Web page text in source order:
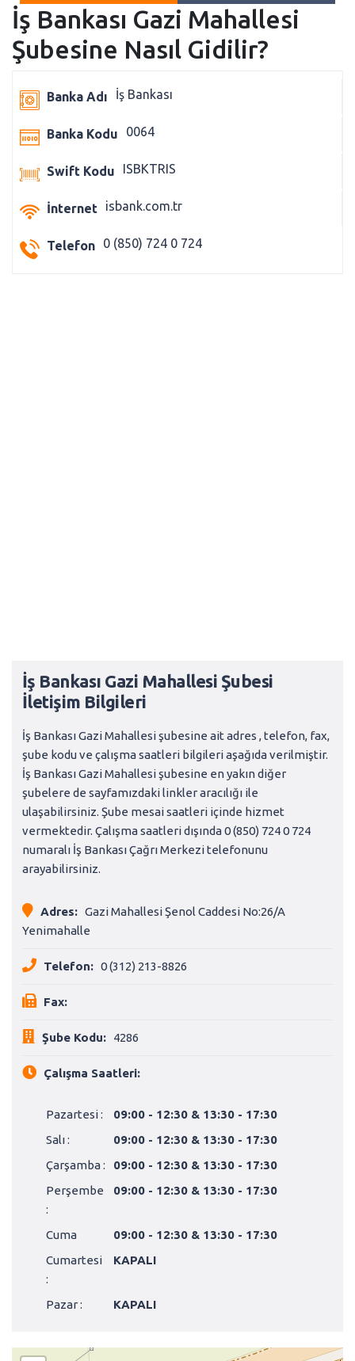
İş Bankası Gazi Mahallesi
Şubesine Nasıl Gidilir?
Banka Adı İş Bankası
Banka Kodu 0064
Swift Kodu ISBKTRIS
İnternet isbank.com.tr
Telefon 0 (850) 724 0 724
İş Bankası Gazi Mahallesi Şubesi
İletişim Bilgileri
İş Bankası Gazi Mahallesi şubesine ait adres , telefon, fax,
şube kodu ve çalışma saatleri bilgileri aşağıda verilmiştir.
İş Bankası Gazi Mahallesi şubesine en yakın diğer
şubelere de sayfamızdaki linkler aracılığı ile
ulaşabilirsiniz. Şube mesai saatleri içinde hizmet
vermektedir. Çalışma saatleri dışında 0 (850) 724 0 724
numaralı İş Bankası Çağrı Merkezi telefonunu
arayabilirsiniz.
Adres: Gazi Mahallesi Şenol Caddesi No:26/A
Yenimahalle
Telefon: 0 (312) 213-8826
Fax:
Şube Kodu: 4286
Çalışma Saatleri:
Pazartesi :
09:00 - 12:30 & 13:30 - 17:30
Salı :
09:00 - 12:30 & 13:30 - 17:30
Çarşamba :
09:00 - 12:30 & 13:30 - 17:30
Perşembe
:
09:00 - 12:30 & 13:30 - 17:30
Cuma
09:00 - 12:30 & 13:30 - 17:30
Cumartesi
:
KAPALI
Pazar : KAPALI